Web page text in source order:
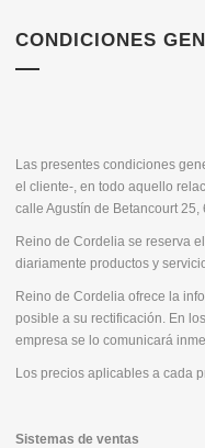
CONDICIONES
Las presentes condiciones
el cliente-, en todo aquello
calle Agustín de Betancourt
Reino de Cordelia se reserva
diariamente productos y
Reino de Cordelia ofrece la
posible a su rectificación. En
empresa se lo comunicará
Los precios aplicables a cada
Sistemas de ventas